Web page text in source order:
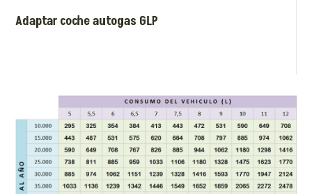
Adaptar coche autogas GLP